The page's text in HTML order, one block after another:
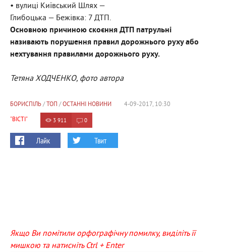
• вулиці Київський Шлях —
Глибоцька — Бежівка: 7 ДТП.
Основною причиною скоєння ДТП патрульні
називають порушення правил дорожнього руху або
нехтування правилами дорожнього руху.
Тетяна ХОДЧЕНКО, фото автора
БОРИСПІЛЬ/ ТОП / ОСТАННІ НОВИНИ
4-09-2017, 10:30
"ВІСТІ"
3 911 0
Лайк Твит
Якщо Ви помітили орфографічну помилку, виділіть її
мишкою та натисніть Ctrl + Enter